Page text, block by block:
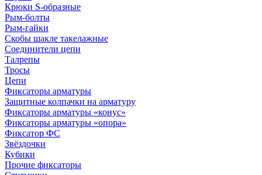
Крюки S-образные
Рым-болты
Рым-гайки
Скобы шакле такелажные
Соединители цепи
Талрепы
Тросы
Цепи
Фиксаторы арматуры
Защитные колпачки на арматуру
Фиксаторы арматуры «конус»
Фиксаторы арматуры «опора»
Фиксатор ФС
Звёздочки
Кубики
Прочие фиксаторы